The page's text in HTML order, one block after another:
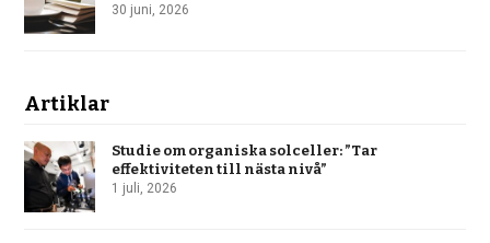
30 juni, 2026
Artiklar
Studie om organiska solceller: ”Tar
effektiviteten till nästa nivå”
1 juli, 2026